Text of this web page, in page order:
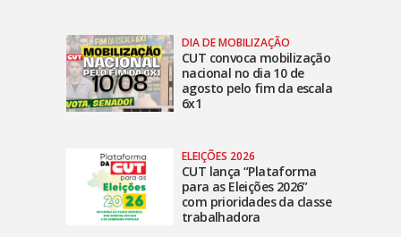
DIA DE MOBILIZAÇÃO
CUT convoca mobilização
nacional no dia 10 de
agosto pelo fim da escala
6x1
ELEIÇÕES 2026
CUT lança “Plataforma
para as Eleições 2026”
com prioridades da classe
trabalhadora